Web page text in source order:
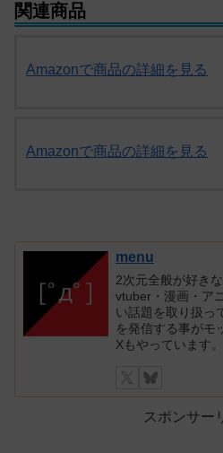
関連商品
Amazonで商品の詳細を見る
Amazonで商品の詳細を見る
menu
2次元全般が好きな
vtuber・漫画・ア
い話題を取り扱っ
を発信する事がモ
Xもやっています
スポンサー